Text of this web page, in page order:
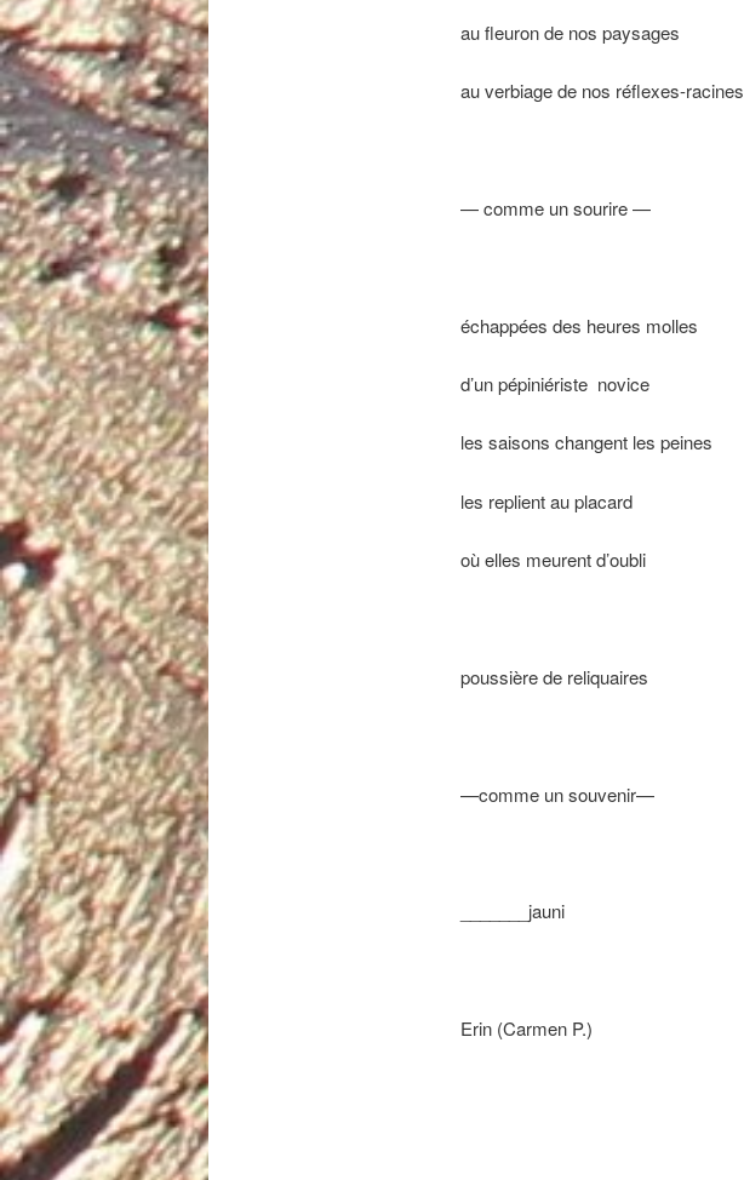
au fleuron de nos paysages
au verbiage de nos réflexes-racines
— comme un sourire —
échappées des heures molles
d’un pépiniériste novice
les saisons changent les peines
les replient au placard
où elles meurent d’oubli
poussière de reliquaires
—comme un souvenir—
_______jauni
Erin (Carmen P.)